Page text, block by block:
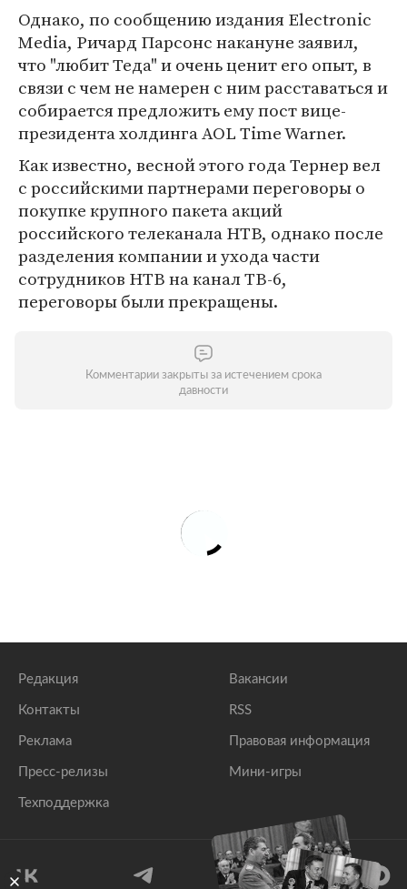
Однако, по сообщению издания Electronic
Media, Ричард Парсонс накануне заявил,
что "любит Теда" и очень ценит его опыт, в
связи с чем не намерен с ним расставаться и
собирается предложить ему пост вице-
президента холдинга AOL Time Warner.
Как известно, весной этого года Тернер вел
с российскими партнерами переговоры о
покупке крупного пакета акций
российского телеканала НТВ, однако после
разделения компании и ухода части
сотрудников НТВ на канал ТВ-6,
переговоры были прекращены.
Комментарии закрыты за истечением срока
давности
Редакция
Контакты
Реклама
Пресс-релизы
Техподдержка
Вакансии
RSS
Правовая информация
Мини-игры